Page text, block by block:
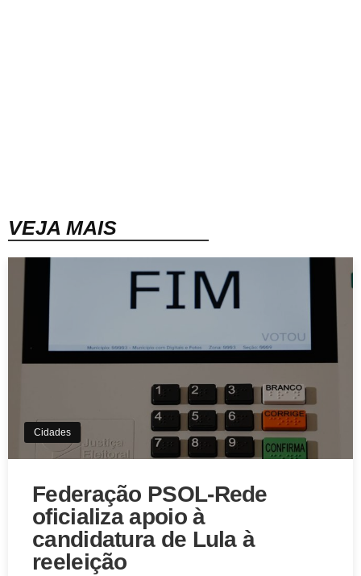
VEJA MAIS
Cidades
Federação PSOL-Rede
oficializa apoio à
candidatura de Lula à
reeleição